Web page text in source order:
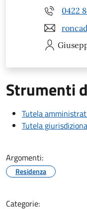
0422
Strumenti
Tutela
Tutela
Argomenti:
Residenza
Categorie: